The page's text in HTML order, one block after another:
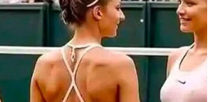
izvadite iz zamrzivača i ostavite da
kao kad odmrzavate sladoled, prije
nožem.
kriške koje izgledaju kao klasične